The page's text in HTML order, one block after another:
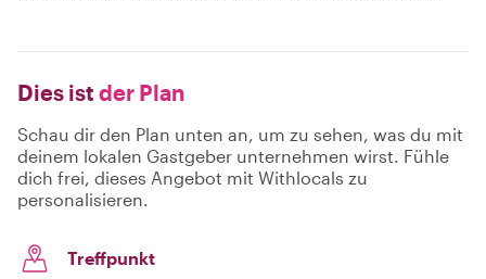
Dies ist der Plan
Schau dir den Plan unten an, um zu sehen, was du mit
deinem lokalen Gastgeber unternehmen wirst. Fühle
dich frei, dieses Angebot mit Withlocals zu
personalisieren.
Treffpunkt